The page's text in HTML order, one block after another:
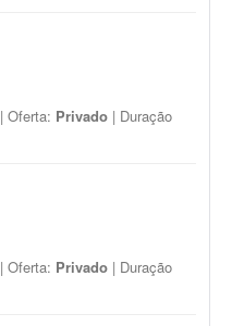
| Oferta: Privado | Duração
| Oferta: Privado | Duração